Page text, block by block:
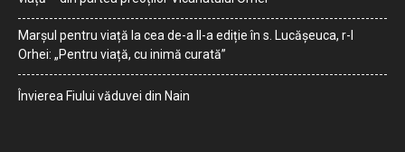
Marșul pentru viață la cea de-a II-a ediție în s. Lucășeuca, r-l
Orhei: „Pentru viață, cu inimă curată”
Învierea Fiului văduvei din Nain